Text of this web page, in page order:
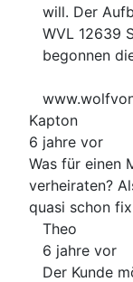
will. Der
WVL 12639
begonnen
Kapton
6 jahre vor
Was für einen
verheiraten?
quasi schon
Theo
6 jahre vor
Der Kunde